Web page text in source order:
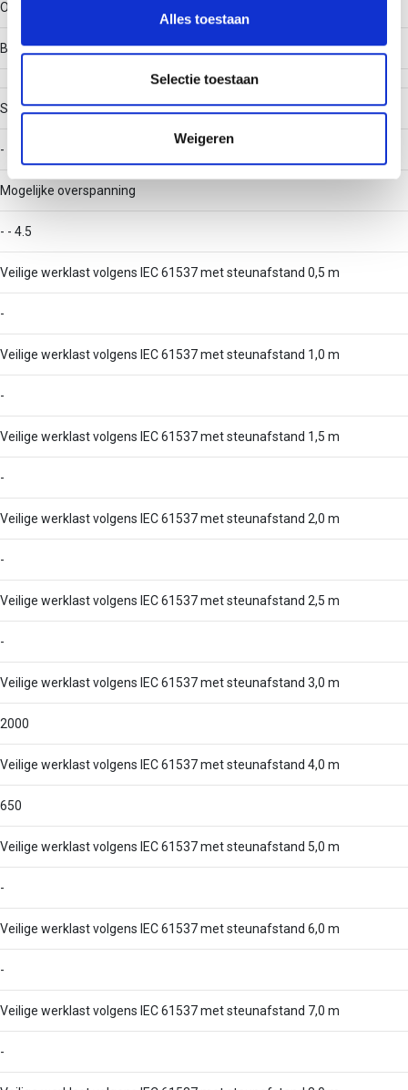
en om ons websiteverkeer te analyseren. Ook delen we
partners voor social media, adverteren en analyse. Deze
partners kunnen deze gegevens combineren met andere
verzameld op basis van uw gebruik van hun services.
Alles toestaan
Selectie toestaan
Weigeren
Overig
Belastingstesttype volgens IEC 61537
Stijgkabelladder
-
Mogelijke overspanning
- - 4.5
Veilige werklast volgens IEC 61537 met steunafstand 0,5 m
-
Veilige werklast volgens IEC 61537 met steunafstand 1,0 m
-
Veilige werklast volgens IEC 61537 met steunafstand 1,5 m
-
Veilige werklast volgens IEC 61537 met steunafstand 2,0 m
-
Veilige werklast volgens IEC 61537 met steunafstand 2,5 m
-
Veilige werklast volgens IEC 61537 met steunafstand 3,0 m
2000
Veilige werklast volgens IEC 61537 met steunafstand 4,0 m
650
Veilige werklast volgens IEC 61537 met steunafstand 5,0 m
-
Veilige werklast volgens IEC 61537 met steunafstand 6,0 m
-
Veilige werklast volgens IEC 61537 met steunafstand 7,0 m
-